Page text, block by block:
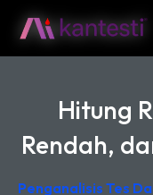
Hitung
Rendah,
Penganalisis Tes